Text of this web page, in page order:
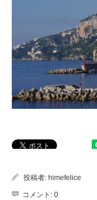
投稿者: himefelice
コメント: 0